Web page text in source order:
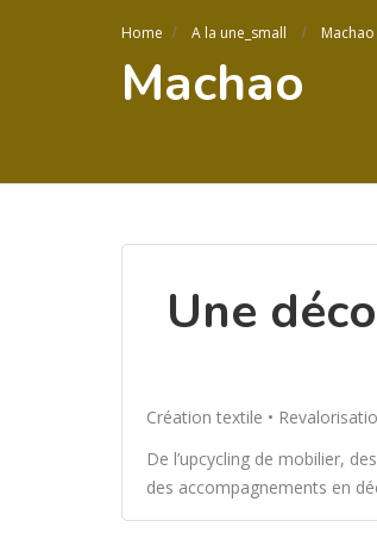
Home A la une_small Machao
Machao
Une
Création textile •
De l’upcycling de mobilier,
des accompagnements en